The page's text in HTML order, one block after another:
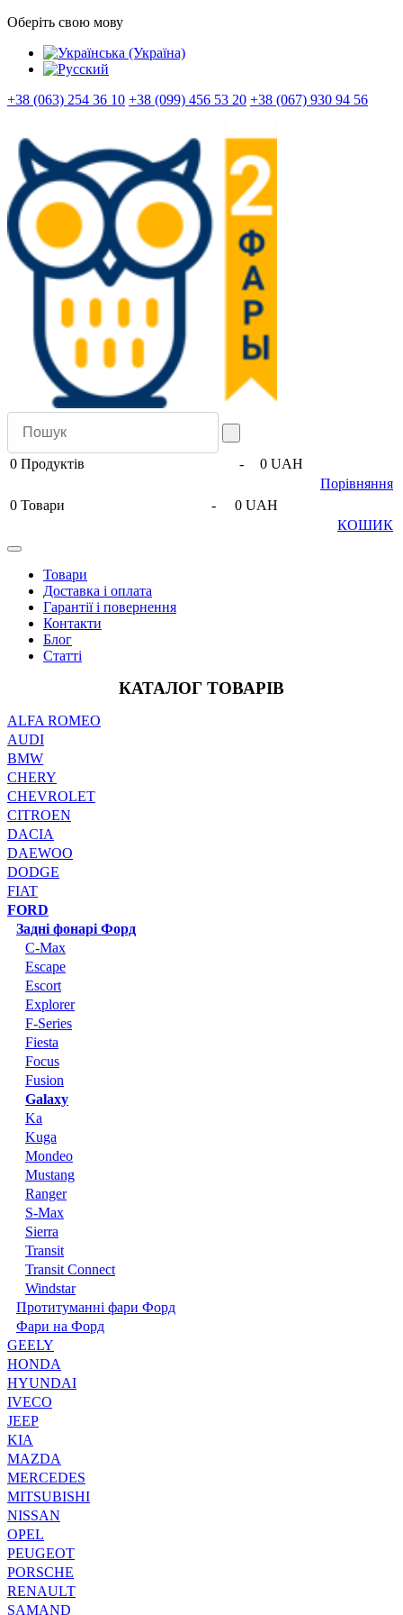
Оберіть свою мову
+38 (063) 254 36 10 +38 (099) 456 53 20 +38 (067) 930 94 56
0 Продуктів -
0 UAH
Порівняння
0 Товари -
0 UAH
КОШИК
Товари
Доставка і оплата
Гарантії і повернення
Контакти
Блог
Статті
КАТАЛОГ ТОВАРІВ
ALFA ROMEO
AUDI
BMW
CHERY
CHEVROLET
CITROEN
DACIA
DAEWOO
DODGE
FIAT
FORD
Задні фонарі Форд
C-Max
Escape
Escort
Explorer
F-Series
Fiesta
Focus
Fusion
Galaxy
Ka
Kuga
Mondeo
Mustang
Ranger
S-Max
Sierra
Transit
Transit Connect
Windstar
Протитуманні фари Форд
Фари на Форд
GEELY
HONDA
HYUNDAI
IVECO
JEEP
KIA
MAZDA
MERCEDES
MITSUBISHI
NISSAN
OPEL
PEUGEOT
PORSCHE
RENAULT
SAMAND